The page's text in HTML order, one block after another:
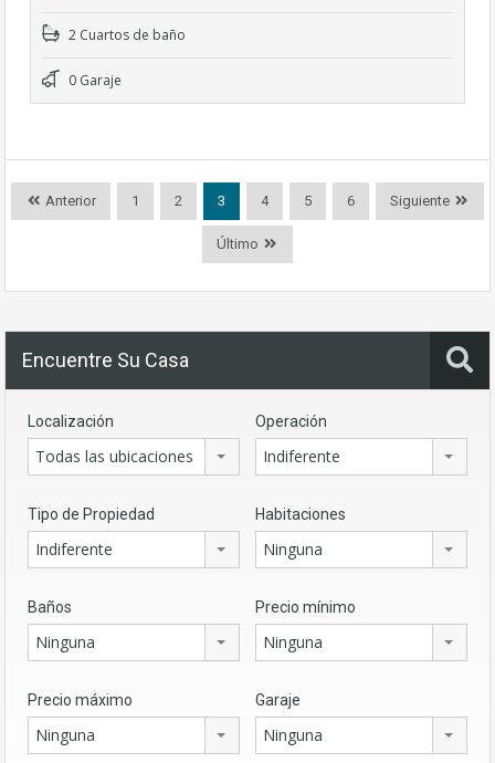
2 Cuartos de baño
0 Garaje
Anterior 1 2 3 4 5 6 Siguiente
Último
Encuentre Su Casa
Localización
Todas las ubicaciones
Operación
Indiferente
Tipo de Propiedad
Indiferente
Habitaciones
Ninguna
Baños
Ninguna
Precio mínimo
Ninguna
Precio máximo
Ninguna
Garaje
Ninguna